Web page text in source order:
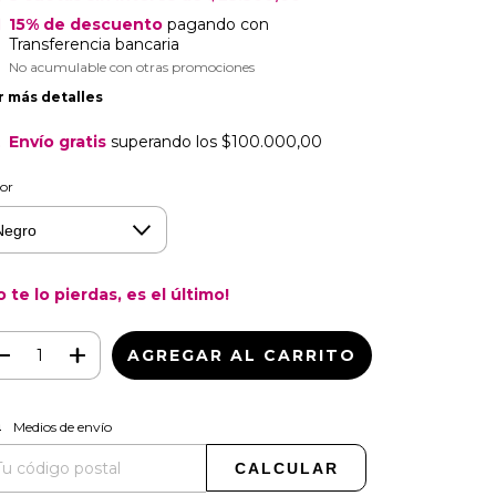
15% de descuentopagando con
Transferencia bancaria
No acumulable con otras promociones
más detalles
Envío gratis superando los $100.000,00
te lo pierdas, es el último!
para el CP:
Medios de envío
CALCULAR